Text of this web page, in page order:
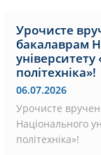
Урочисте
бакалаврам
університету
політехніка»!
06.07.2026
Урочисте
Національного
політехніка»!